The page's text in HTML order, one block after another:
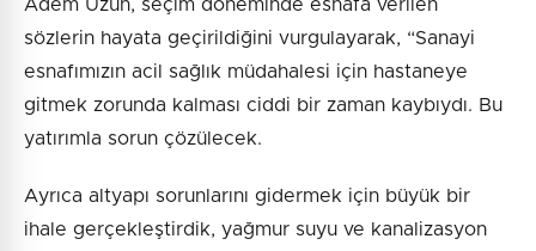
Adem Uzun, seçim döneminde esnafa verilen
sözlerin hayata geçirildiğini vurgulayarak, “Sanayi
esnafımızın acil sağlık müdahalesi için hastaneye
gitmek zorunda kalması ciddi bir zaman kaybıydı. Bu
yatırımla sorun çözülecek.
Ayrıca altyapı sorunlarını gidermek için büyük bir
ihale gerçekleştirdik, yağmur suyu ve kanalizasyon